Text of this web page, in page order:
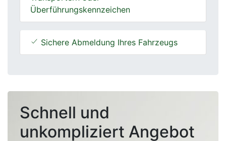
Überführungskennzeichen
Sichere Abmeldung Ihres Fahrzeugs
Schnell und
unkompliziert Angebot